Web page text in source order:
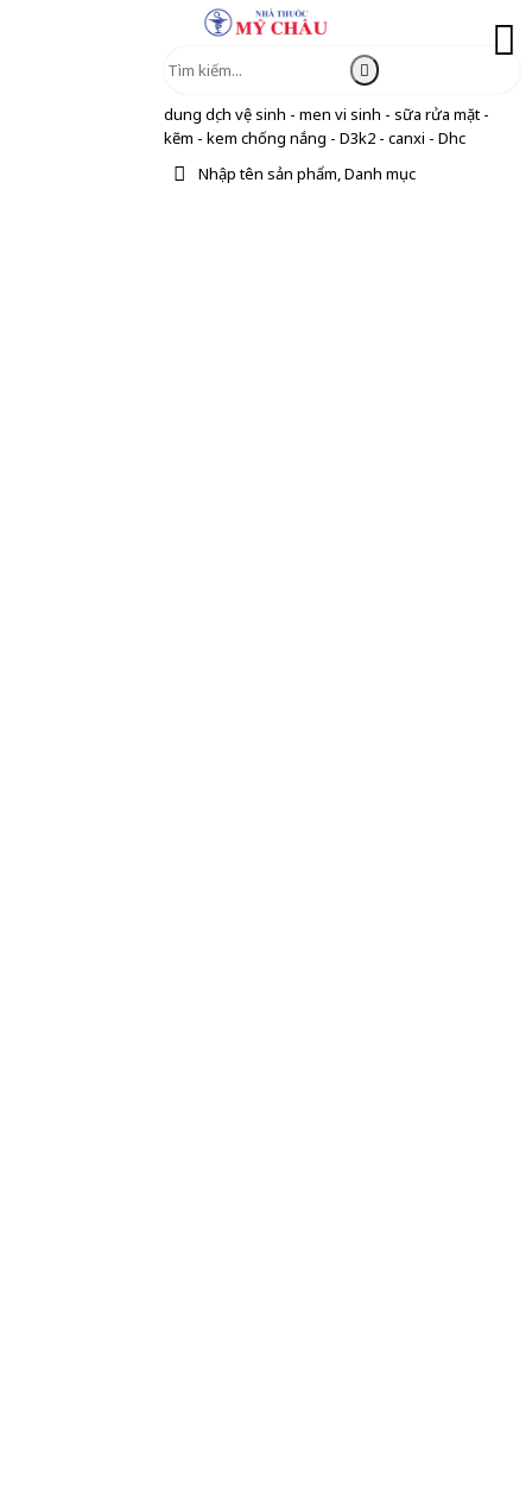
dung dịch vệ sinh - men vi sinh - sữa rửa mặt -
kẽm - kem chống nắng - D3k2 - canxi - Dhc
Nhập tên sản phẩm, Danh mục